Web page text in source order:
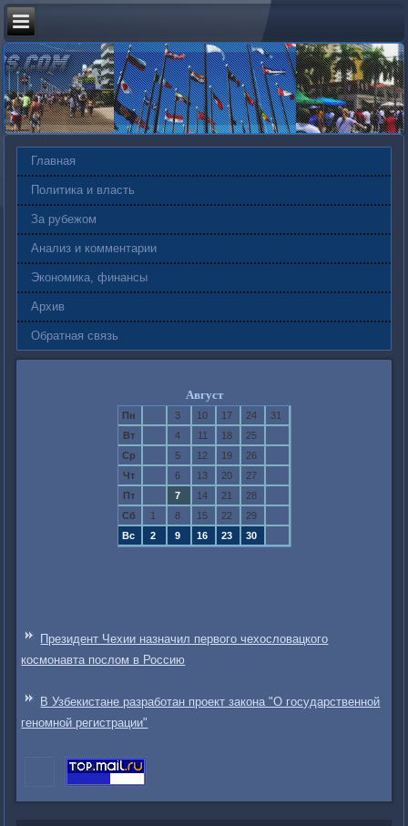
Главная
Политика и власть
За рубежом
Анализ и комментарии
Экономика, финансы
Архив
Обратная связь
Август
Пн 3 10 17 24
31
Вт
4 11 18
25
Ср
5 12 19
26
Чт
6 13 20
27
Пт
7 14 21
28
Сб
1 8 15 22
29
Вс
2 9 16 23 30
Президент Чехии назначил первого чехословацкого
космонавта послом в Россию
В Узбекистане разработан проект закона "О государственной
геномной регистрации"